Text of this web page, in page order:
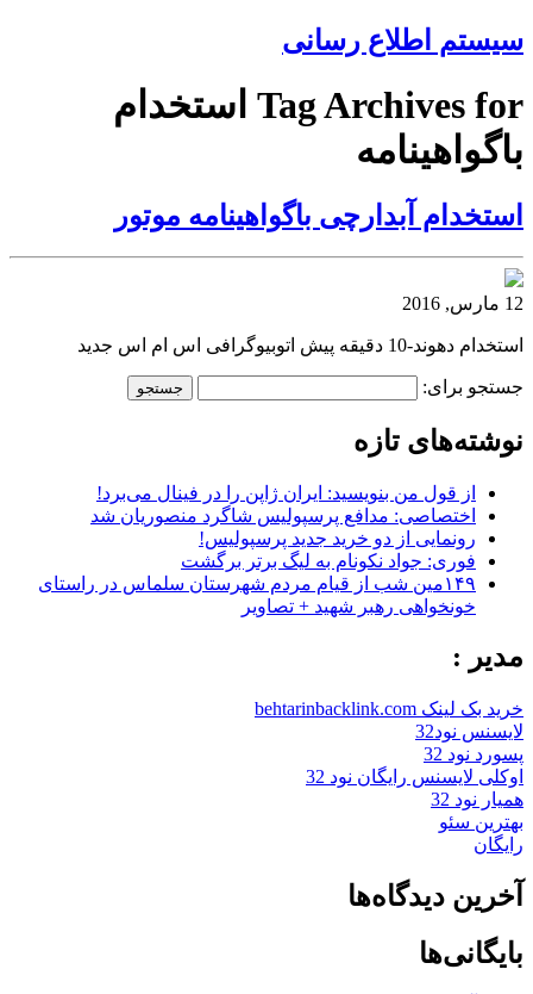
سیستم اطلاع رسانی
Tag Archives for استخدام
باگواهینامه
استخدام آبدارچی باگواهینامه موتور
12 مارس, 2016
استخدام دهوند-10 دقیقه پیش اتوبیوگرافی اس ام اس جدید
جستجو برای:
نوشته‌های تازه
از قول من بنویسید: ایران ژاپن را در فینال می‌برد!
اختصاصی: مدافع پرسپولیس شاگرد منصوریان شد
رونمایی از دو خرید جدید پرسپولیس!
فوری: جواد نکونام به لیگ برتر برگشت
۱۴۹مین شب از قیام مردم شهرستان سلماس در راستای
خونخواهی رهبر شهید + تصاویر
مدیر :
خرید بک لینک behtarinbacklink.com
لایسنس نود32
پسورد نود 32
اوکلی لایسنس رایگان نود 32
همیار نود 32
بهترین سئو
رایگان
آخرین دیدگاه‌ها
بایگانی‌ها